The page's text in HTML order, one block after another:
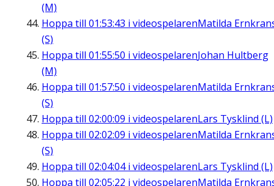
(M)
Hoppa till 01:53:43 i videospelarenMatilda
(S)
Hoppa till 01:55:50 i videospelarenJohan Hultberg
(M)
Hoppa till 01:57:50 i videospelarenMatilda
(S)
Hoppa till 02:00:09 i videospelarenLars Tysklind (L)
Hoppa till 02:02:09 i videospelarenMatilda
(S)
Hoppa till 02:04:04i videospelarenLars Tysklind (L)
Hoppa till 02:05:22 i videospelarenMatilda